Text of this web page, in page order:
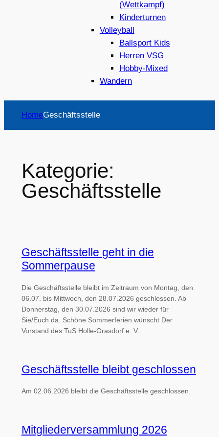
(Wettkampf)
Kinderturnen
Volleyball
Ballsport Kids
Herren VSG
Hobby-Mixed
Wandern
HomeGeschäftsstelle
Kategorie:
Geschäftsstelle
Geschäftsstelle geht in die
Sommerpause
Die Geschäftsstelle bleibt im Zeitraum von Montag, den
06.07. bis Mittwoch, den 28.07.2026 geschlossen. Ab
Donnerstag, den 30.07.2026 sind wir wieder für
Sie/Euch da. Schöne Sommerferien wünscht Der
Vorstand des TuS Holle-Grasdorf e. V.
Geschäftsstelle bleibt geschlossen
Am 02.06.2026 bleibt die Geschäftsstelle geschlossen.
Mitgliederversammlung 2026